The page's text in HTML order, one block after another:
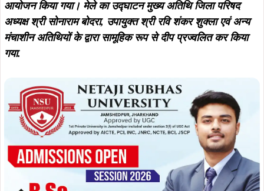
आयोजन किया गया। मेले का उद्घाटन मुख्य अतिथि जिला परिषद
अध्यक्ष श्री सोनाराम बोदरा, उपायुक्त श्री रवि शंकर शुक्ला एवं अन्य
मंचाशीन अतिथियों के द्वारा सामूहिक रूप से दीप प्रज्वलित कर किया
गया.